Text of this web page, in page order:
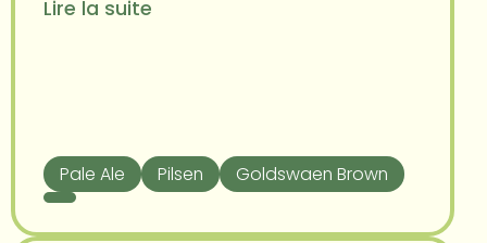
Lire la suite
Pale Ale Pilsen Goldswaen Brown